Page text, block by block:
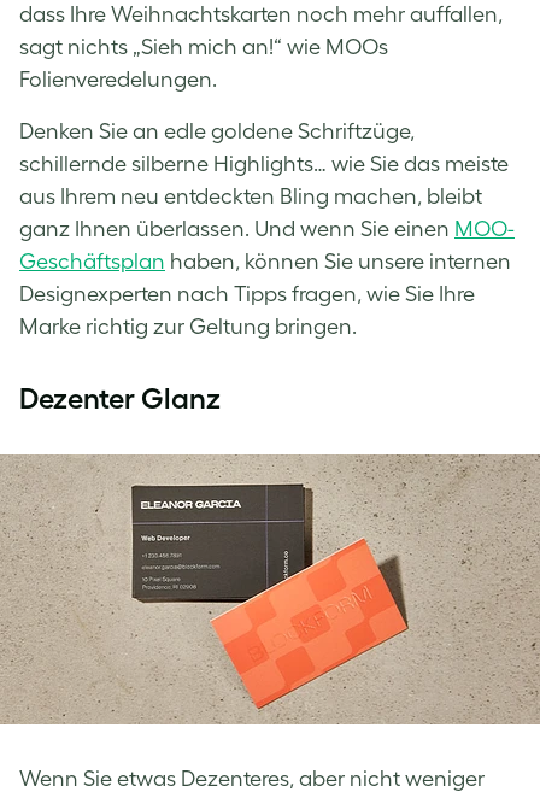
dass Ihre Weihnachtskarten noch mehr auffallen,
sagt nichts „Sieh mich an!“ wie MOOs
Folienveredelungen.
Denken Sie an edle goldene Schriftzüge,
schillernde silberne Highlights… wie Sie das meiste
aus Ihrem neu entdeckten Bling machen, bleibt
ganz Ihnen überlassen. Und wenn Sie einen MOO-
Geschäftsplan haben, können Sie unsere internen
Designexperten nach Tipps fragen, wie Sie Ihre
Marke richtig zur Geltung bringen.
Dezenter Glanz
Wenn Sie etwas Dezenteres, aber nicht weniger